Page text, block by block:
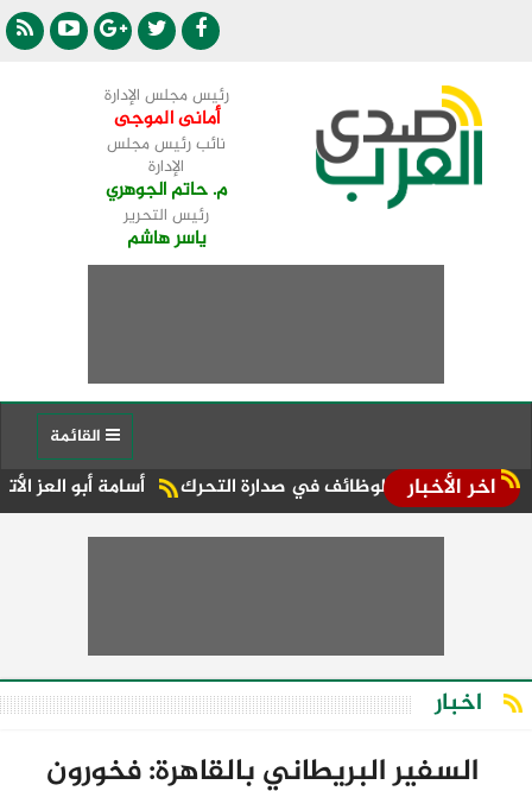
رئيس مجلس الإدارة
أمانى الموجى
نائب رئيس مجلس
الإدارة
م. حاتم الجوهري
رئيس التحرير
ياسر هاشم
اخر الأخبار أسامة أبو العز الأتربي: 7 سنوات من النجاح لـ«أمورادا».. ونواصل تنفيذ رؤيتنا لتعزيز مكانة آفاق بالسوق العقارية والوظائف في صدارة التحرك
اخبار
السفير البريطاني بالقاهرة: فخورون